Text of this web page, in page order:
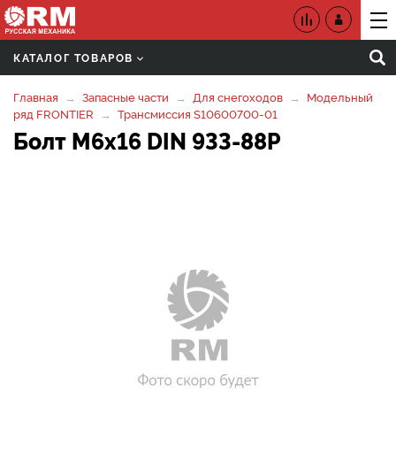
КАТАЛОГ ТОВАРОВ
Главная Запасные части Для снегоходов
Модельный
ряд FRONTIER
Трансмиссия S10600700-01
Болт М6х16 DIN 933-88Р